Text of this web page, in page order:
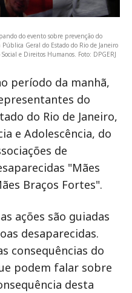
do evento sobre prevenção do
Geral do Estado do Rio de Janeiro
e Direitos Humanos. Foto: DPGERJ
período da manhã,
do
do Rio de Janeiro,
e Adolescência, do
de
"Mães
Braços Fortes".
ações são guiadas
desaparecidas.
consequências do
podem falar sobre
desta